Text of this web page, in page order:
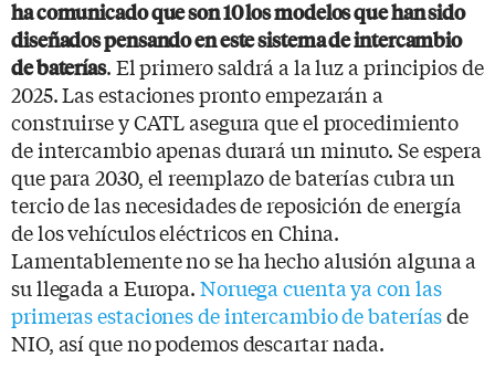
ha comunicado que son 10 los modelos que han sido
diseñados pensando en este sistema de intercambio
de baterías. El primero saldrá a la luz a principios de
2025. Las estaciones pronto empezarán a
construirse y CATL asegura que el procedimiento
de intercambio apenas durará un minuto. Se espera
que para 2030, el reemplazo de baterías cubra un
tercio de las necesidades de reposición de energía
de los vehículos eléctricos en China.
Lamentablemente no se ha hecho alusión alguna a
su llegada a Europa.Noruega cuenta ya con las
primeras estaciones de intercambio de bateríasde
NIO, así que no podemos descartar nada.